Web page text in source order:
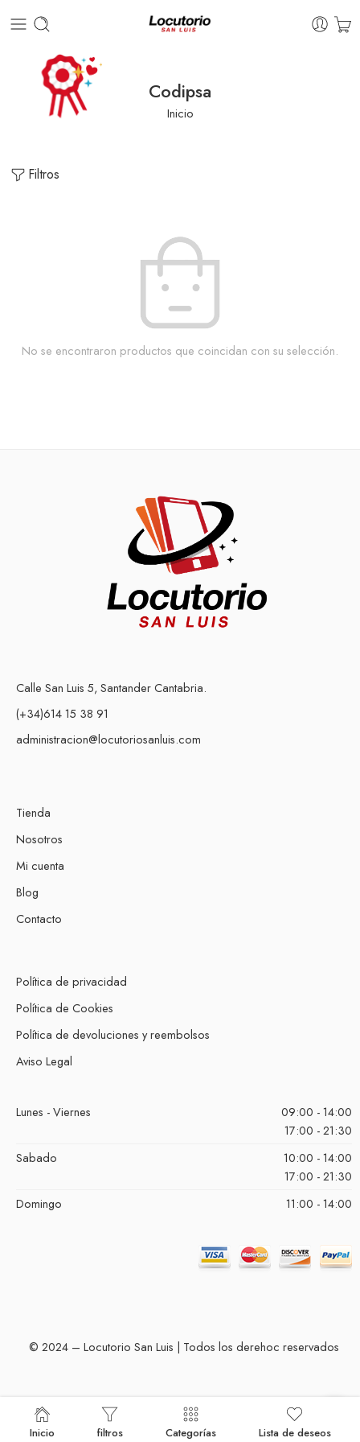
Codipsa
Inicio
Filtros
No se encontraron productos que coincidan con su selección.
Calle San Luis 5, Santander Cantabria.
(+34)614 15 38 91
administracion@locutoriosanluis.com
Tienda
Nosotros
Mi cuenta
Blog
Contacto
Política de privacidad
Política de Cookies
Política de devoluciones y reembolsos
Aviso Legal
Lunes - Viernes
09:00 - 14:00
17:00 - 21:30
Sabado
10:00 - 14:00
17:00 - 21:30
Domingo
11:00 - 14:00
© 2024 – Locutorio San Luis | Todos los derehoc reservados
Inicio filtros Categorías Lista de deseos